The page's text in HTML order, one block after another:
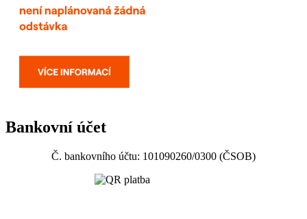
Bankovní účet
Č. bankovního účtu: 101090260/0300 (ČSOB)